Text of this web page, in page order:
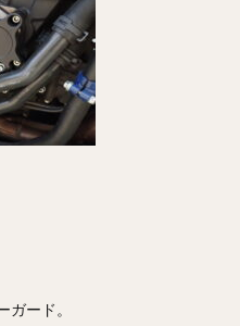
ガード。